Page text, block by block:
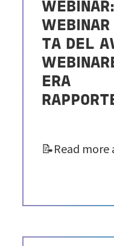
TA DEL
ERA
📝Read more